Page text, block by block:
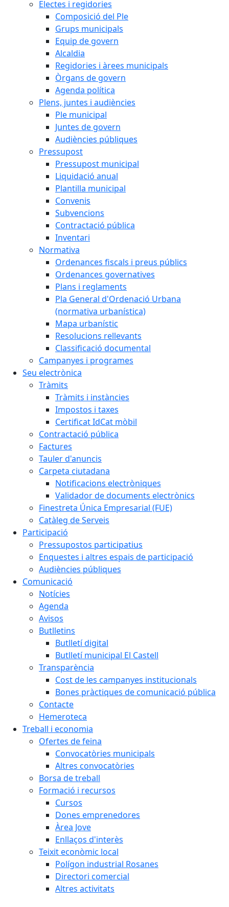
Electes i regidories
Composició del Ple
Grups municipals
Equip de govern
Alcaldia
Regidories i àrees municipals
Òrgans de govern
Agenda política
Plens, juntes i audiències
Ple municipal
Juntes de govern
Audiències públiques
Pressupost
Pressupost municipal
Liquidació anual
Plantilla municipal
Convenis
Subvencions
Contractació pública
Inventari
Normativa
Ordenances fiscals i preus públics
Ordenances governatives
Plans i reglaments
Pla General d'Ordenació Urbana
(normativa urbanística)
Mapa urbanístic
Resolucions rellevants
Classificació documental
Campanyes i programes
Seu electrònica
Tràmits
Tràmits i instàncies
Impostos i taxes
Certificat IdCat mòbil
Contractació pública
Factures
Tauler d'anuncis
Carpeta ciutadana
Notificacions electròniques
Validador de documents electrònics
Finestreta Única Empresarial (FUE)
Catàleg de Serveis
Participació
Pressupostos participatius
Enquestes i altres espais de participació
Audiències públiques
Comunicació
Notícies
Agenda
Avisos
Butlletins
Butlletí digital
Butlletí municipal El Castell
Transparència
Cost de les campanyes institucionals
Bones pràctiques de comunicació pública
Contacte
Hemeroteca
Treball i economia
Ofertes de feina
Convocatòries municipals
Altres convocatòries
Borsa de treball
Formació i recursos
Cursos
Dones emprenedores
Àrea Jove
Enllaços d'interès
Teixit econòmic local
Polígon industrial Rosanes
Directori comercial
Altres activitats